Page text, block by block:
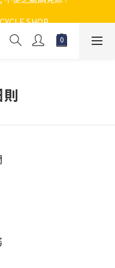
SHOP
不便之處請見諒 !